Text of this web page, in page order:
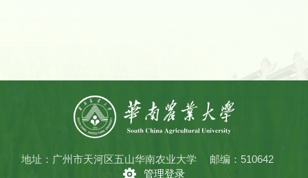
地址：广州市天河区五山华南农业大学
邮编：510642
管理登录